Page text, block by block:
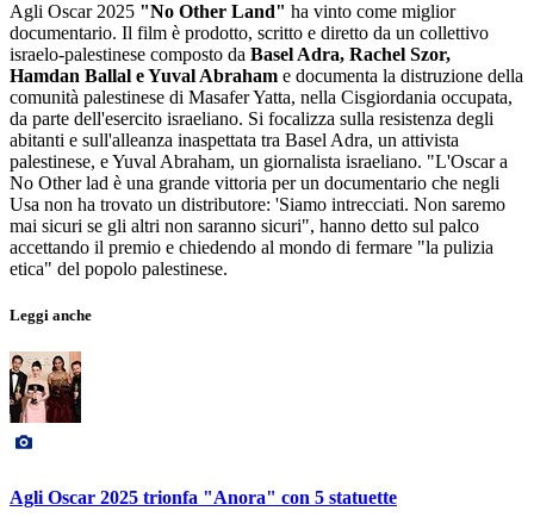
Agli Oscar 2025 "No Other Land" ha vinto come miglior
documentario. Il film è prodotto, scritto e diretto da un collettivo
israelo-palestinese composto da Basel Adra, Rachel Szor,
Hamdan Ballal e Yuval Abraham e documenta la distruzione della
comunità palestinese di Masafer Yatta, nella Cisgiordania occupata,
da parte dell'esercito israeliano. Si focalizza sulla resistenza degli
abitanti e sull'alleanza inaspettata tra Basel Adra, un attivista
palestinese, e Yuval Abraham, un giornalista israeliano. "L'Oscar a
No Other lad è una grande vittoria per un documentario che negli
Usa non ha trovato un distributore: 'Siamo intrecciati. Non saremo
mai sicuri se gli altri non saranno sicuri", hanno detto sul palco
accettando il premio e chiedendo al mondo di fermare "la pulizia
etica" del popolo palestinese.
Leggi anche
Agli Oscar 2025 trionfa "Anora" con 5 statuette